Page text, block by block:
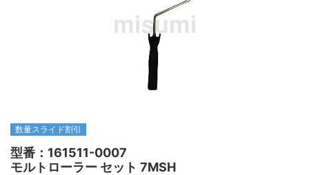
数量スライド割引
型番：161511-0007
モルトローラー セット 7MSH